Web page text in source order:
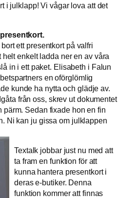
i julklapp! Vi vågar lova att det
ett presentkort på valfri
helt enkelt ladda ner en av våra
in i ett paket. Elisabeth i Falun
en oförglömlig
kunde ha nytta och glädje av.
från oss, skrev ut dokumentet
pärm. Sedan fixade hon en fin
Ni kan ju gissa om julklappen
Textalk jobbar just nu med att
ta fram en funktion för att
kunna hantera presentkort i
deras e-butiker. Denna
funktion kommer att finnas